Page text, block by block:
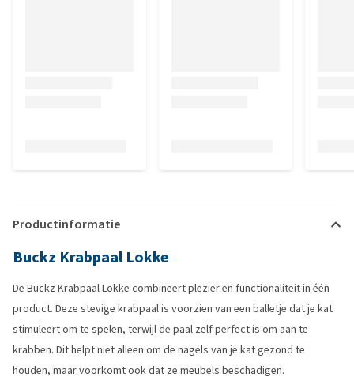
Productinformatie
Buckz Krabpaal Lokke
De Buckz Krabpaal Lokke combineert plezier en functionaliteit in één
product. Deze stevige krabpaal is voorzien van een balletje dat je kat
stimuleert om te spelen, terwijl de paal zelf perfect is om aan te
krabben. Dit helpt niet alleen om de nagels van je kat gezond te
houden, maar voorkomt ook dat ze meubels beschadigen.